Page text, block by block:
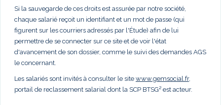
Si la sauvegarde de ces droits est assurée par notre société,
chaque salarié reçoit un identifiant et un mot de passe (qui
figurent sur les courriers adressés par l'Étude) afin de lui
permettre de se connecter sur ce site et de voir l'état
d'avancement de son dossier, comme le suivi des demandes AGS
le concernant.
Les salariés sont invités à consulter le site www.gemsocial.fr,
portail de reclassement salarial dont la SCP BTSG² est acteur.